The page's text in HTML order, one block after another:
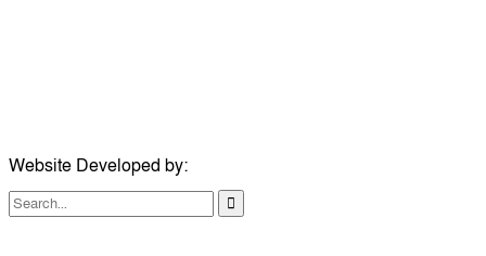
Website Developed by: